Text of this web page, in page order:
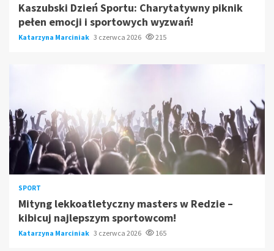
Kaszubski Dzień Sportu: Charytatywny piknik
pełen emocji i sportowych wyzwań!
Katarzyna Marciniak 3 czerwca 2026 215
SPORT
Mityng lekkoatletyczny masters w Redzie –
kibicuj najlepszym sportowcom!
Katarzyna Marciniak 3 czerwca 2026 165